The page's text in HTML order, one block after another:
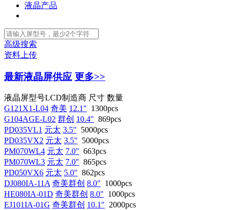
液晶产品
高级搜索
资料上传
最新液晶屏供应 更多>>
液晶屏型号LCD制造商 尺寸 数量
G121X1-L04 奇美 12.1" 1300pcs
G104AGE-L02 群创 10.4" 869pcs
PD035VL1 元太 3.5" 5000pcs
PD035VX2 元太 3.5" 5000pcs
PM070WL4 元太 7.0" 663pcs
PM070WL3 元太 7.0" 865pcs
PD050VX6 元太 5.0" 862pcs
DJ080IA-11A 奇美群创 8.0" 1000pcs
HE080IA-01D 奇美群创 8.0" 1000pcs
EJ101IA-01G 奇美群创 10.1" 2000pcs